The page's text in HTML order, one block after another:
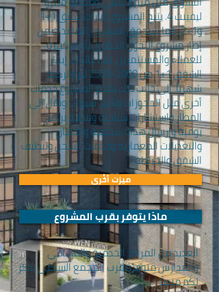
ليفينت 4. يتيح المشروع خيارات شقق 1+1
و1+2. كما سيحقق المشروع الصاعد ضمن
إطار مشروع التحول الحضري بأرباح كبيرة
للعملاء والمستثمرين. تبدأ عائدات إيجار
الشقق 1+1 من 2000-2500 ليرة تركية
شهرياً. إلى جانب ذلك يقدم المشروع خدمات
أخرى مثل الحجوزات وتأجير سيارات ونقل إلى
المطار واستشارات سياحية وتنظيم برامج
يومية وإرسال هدايا شخصية والدهان
والتعديلات المعمارية وخدمات الشحن وتنظيف
الشقق والخياطة.
ماذا يتوفر بقرب المشروع
ميزت أخُرى
العديد من المراكز الخدمية والمشافي
والمدارس متوفرة قرب المجمع السكني نذكر
لكم منها :